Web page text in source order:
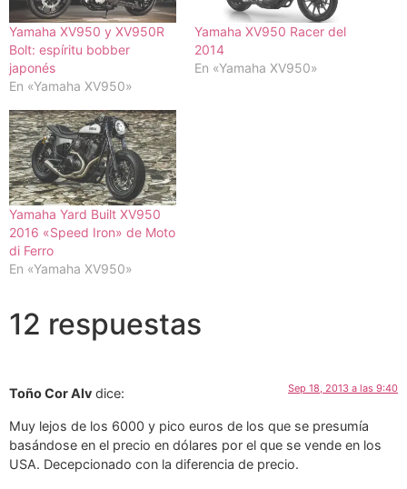
Yamaha XV950 y XV950R
Bolt: espíritu bobber
japonés
En «Yamaha XV950»
Yamaha XV950 Racer del
2014
En «Yamaha XV950»
Yamaha Yard Built XV950
2016 «Speed Iron» de Moto
di Ferro
En «Yamaha XV950»
12 respuestas
Toño Cor Alv dice: Sep 18, 2013 a las 9:40
Muy lejos de los 6000 y pico euros de los que se presumía
basándose en el precio en dólares por el que se vende en los
USA. Decepcionado con la diferencia de precio.